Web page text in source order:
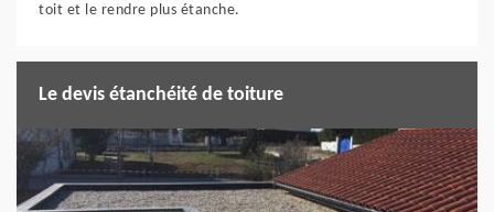
toit et le rendre plus étanche.
Le devis étanchéité de toiture